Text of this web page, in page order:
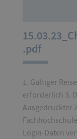
.pdf
1. Gültiger
erforderlich 3.
Ausgedruckter
Login-Daten